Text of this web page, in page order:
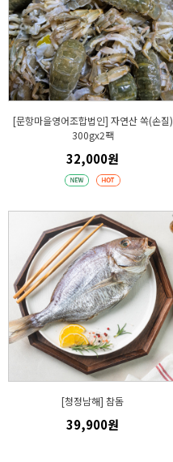
[문항마을영어조합법인] 자연산 쏙(손질)
300gx2팩
32,000원
[청정남해] 참돔
39,900원